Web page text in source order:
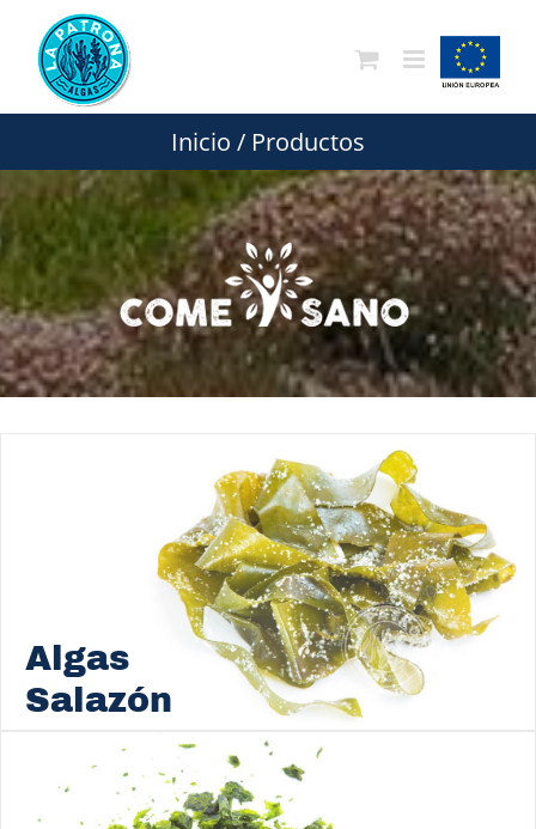
contenido
Inicio / Productos
Algas
Salazón